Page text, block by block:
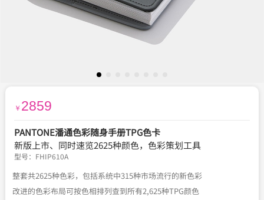
￥ 2859
PANTONE潘通色彩随身手册TPG色卡
新版上市、同时速览2625种颜色，色彩策划工具
型号： FHIP610A
整套共2625种色彩，包括系统中315种市场流行的新色彩
改进的色彩布局可按色相排列查到所有2,625种TPG颜色